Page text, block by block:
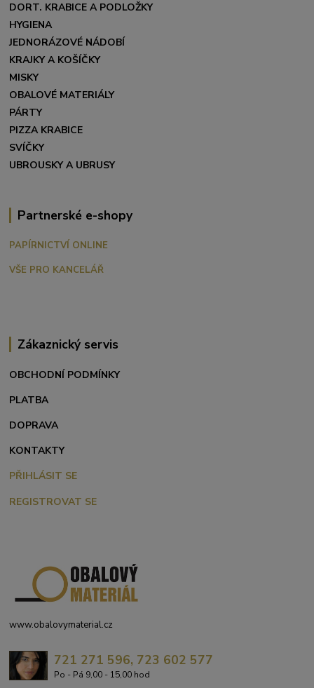
DORT. KRABICE A PODLOŽKY
HYGIENA
JEDNORÁZOVÉ NÁDOBÍ
KRAJKY A KOŠÍČKY
MISKY
OBALOVÉ MATERIÁLY
PÁRTY
PIZZA KRABICE
SVÍČKY
UBROUSKY A UBRUSY
Partnerské e-shopy
PAPÍRNICTVÍ ONLINE
VŠE PRO KANCELÁŘ
Zákaznický servis
OBCHODNÍ PODMÍNKY
PLATBA
DOPRAVA
KONTAKTY
PŘIHLÁSIT SE
REGISTROVAT SE
www.obalovymaterial.cz
721 271 596, 723 602 577
Po - Pá 9,00 - 15,00 hod